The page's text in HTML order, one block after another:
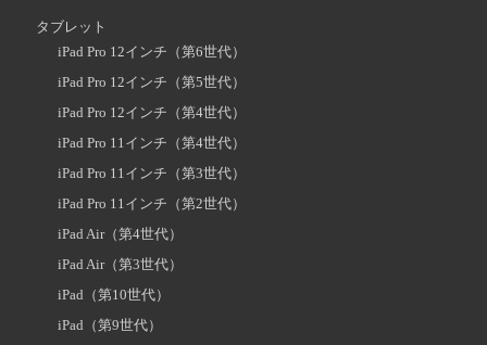
タブレット
iPad Pro 12インチ（第6世代）
iPad Pro 12インチ（第5世代）
iPad Pro 12インチ（第4世代）
iPad Pro 11インチ（第4世代）
iPad Pro 11インチ（第3世代）
iPad Pro 11インチ（第2世代）
iPad Air（第4世代）
iPad Air（第3世代）
iPad（第10世代）
iPad（第9世代）